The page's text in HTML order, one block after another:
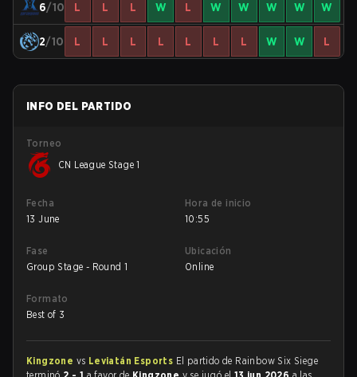
6/10 L L L W L W W W W W
2/10 L L L L L L L W W L
INFO DEL PARTIDO
Torneo
CN League Stage 1
Fecha
13 June
Hora de inicio
10:55
Fase
Group Stage - Round 1
Ubicación
Online
Formato
Best of 3
Kingzone vs Leviatán Esports El partido de Rainbow Six Siege